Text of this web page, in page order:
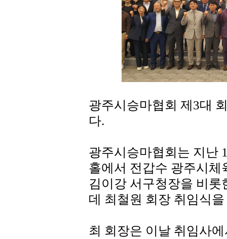
광주시승마협회 제3대
다.
광주시승마협회는 지난
홀에서 전갑수 광주시체
김이강 서구청장을 비롯
데 최철원 회장 취임식
최 회장은 이날 취임사